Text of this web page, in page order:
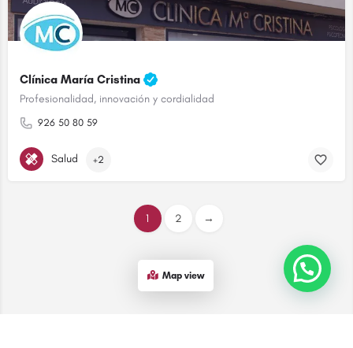
Clínica María Cristina
Profesionalidad, innovación y cordialidad
926 50 80 59
Salud +2
1 2 →
Map view¡Contáctanos!